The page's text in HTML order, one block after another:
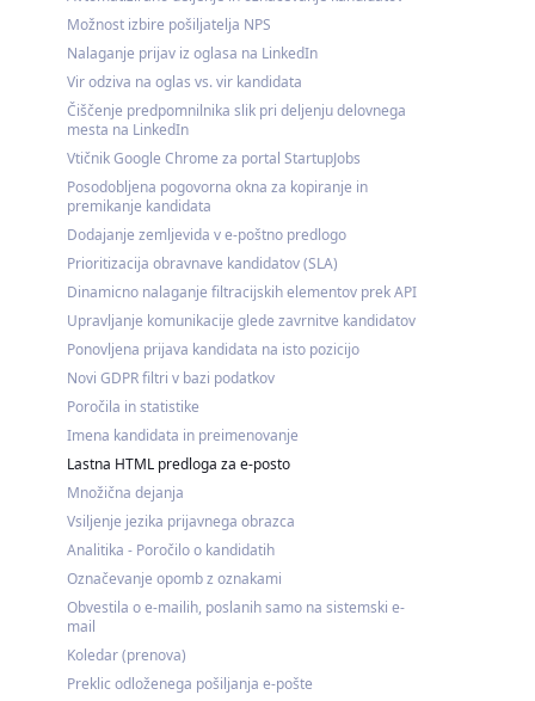
Možnost izbire pošiljatelja NPS
Nalaganje prijav iz oglasa na LinkedIn
Vir odziva na oglas vs. vir kandidata
Čiščenje predpomnilnika slik pri deljenju delovnega
mesta na LinkedIn
Vtičnik Google Chrome za portal StartupJobs
Posodobljena pogovorna okna za kopiranje in
premikanje kandidata
Dodajanje zemljevida v e-poštno predlogo
Prioritizacija obravnave kandidatov (SLA)
Dinamicno nalaganje filtracijskih elementov prek API
Upravljanje komunikacije glede zavrnitve kandidatov
Ponovljena prijava kandidata na isto pozicijo
Novi GDPR filtri v bazi podatkov
Poročila in statistike
Imena kandidata in preimenovanje
Lastna HTML predloga za e-posto
Množična dejanja
Vsiljenje jezika prijavnega obrazca
Analitika - Poročilo o kandidatih
Označevanje opomb z oznakami
Obvestila o e-mailih, poslanih samo na sistemski e-
mail
Koledar (prenova)
Preklic odloženega pošiljanja e-pošte